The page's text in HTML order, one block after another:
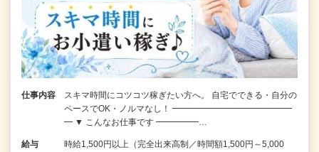
仕事内容
スキマ時間にコツコツ稼ぎたい方へ。 自宅でできる・自分の
ペースでOK・ノルマなし！ ━━━━━━━━━━━━━━
━ ▼ こんなお仕事です ━━━━━…
給与
時給1,500円以上（完全出来高制／時間額1,500円～5,000